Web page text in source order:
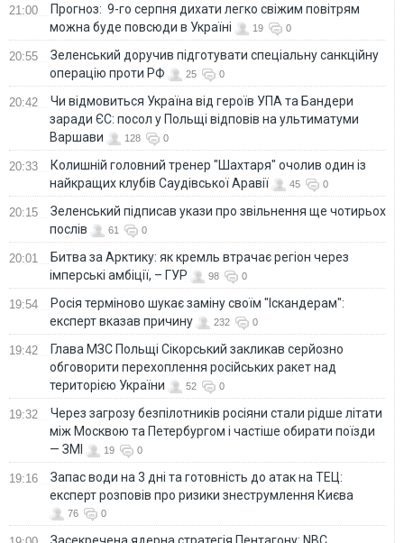
21:00
Прогноз: 9-го серпня дихати легко свіжим повітрям
можна буде повсюди в Україні
19 0
20:55
Зеленський доручив підготувати спеціальну санкційну
операцію проти РФ
25 0
20:42
Чи відмовиться Україна від героїв УПА та Бандери
заради ЄС: посол у Польщі відповів на ультиматуми
Варшави
128 0
20:33
Колишній головний тренер "Шахтаря" очолив один із
найкращих клубів Саудівської Аравії
45 0
20:15
Зеленський підписав укази про звільнення ще чотирьох
послів
61 0
20:01
Битва за Арктику: як кремль втрачає регіон через
імперські амбіції, – ГУР
98 0
19:54
Росія терміново шукає заміну своїм "Іскандерам":
експерт вказав причину
232 0
19:42
Глава МЗС Польщі Сікорський закликав серйозно
обговорити перехоплення російських ракет над
територією України
52 0
19:32
Через загрозу безпілотників росіяни стали рідше літати
між Москвою та Петербургом і частіше обирати поїзди
— ЗМІ
19 0
19:16
Запас води на 3 дні та готовність до атак на ТЕЦ:
експерт розповів про ризики знеструмлення Києва
76 0